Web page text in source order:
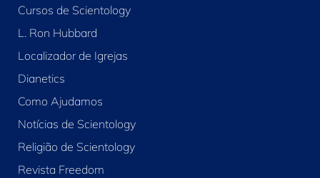
Cursos de Scientology
L. Ron Hubbard
Localizador de Igrejas
Dianetics
Como Ajudamos
Notícias de Scientology
Religião de Scientology
Revista Freedom